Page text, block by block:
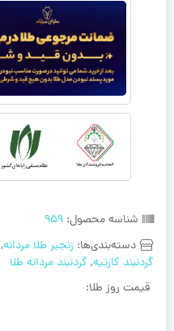
شناسه محصول: 959
دسته‌بندی‌ها: زنجیر طلا مردانه,
گردنبند کارتیه, گردنبند مردانه طلا
قیمت روز طلا: